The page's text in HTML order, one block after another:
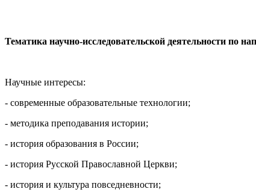
Тематика научно-исследовательской деятельности по
Научные интересы:
- современные образовательные технологии;
- методика преподавания истории;
- история образования в России;
- история Русской Православной Церкви;
- история и культура повседневности;